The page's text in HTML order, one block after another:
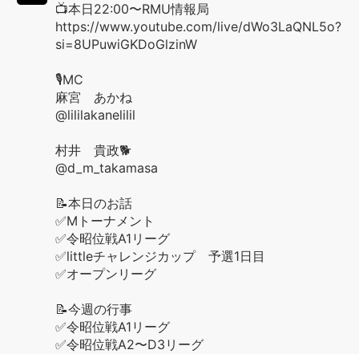
📺本日22:00〜RMU情報局
https://www.youtube.com/live/dWo3LaQNL5o?
si=8UPuwiGKDoGlzinW
🎙️MC
麻宮 あかね
@lililakanelilil
村井 貴政🐕
@d_m_takamasa
📝本日のお話
✅Mトーナメント
✅令昭位戦A1リーグ
✅littleチャレンジカップ 予選1日目
✅オープンリーグ
📝今週の行事
✅令昭位戦A1リーグ
✅令昭位戦A2〜D3リーグ